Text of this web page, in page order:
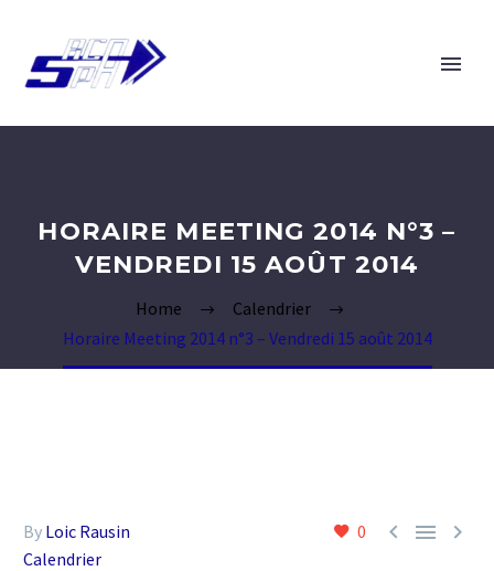
HORAIRE MEETING 2014 N°3 –
VENDREDI 15 AOÛT 2014
Home
Calendrier
Horaire Meeting 2014 n°3 – Vendredi 15 août 2014
0   
By Loic Rausin
Calendrier